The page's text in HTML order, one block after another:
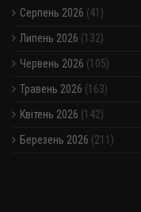
Серпень 2026 (41)
Липень 2026 (132)
Червень 2026 (105)
Травень 2026 (163)
Квітень 2026 (142)
Березень 2026 (211)